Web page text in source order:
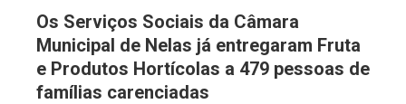
Os Serviços Sociais da Câmara
Municipal de Nelas já entregaram Fruta
e Produtos Hortícolas a 479 pessoas de
famílias carenciadas